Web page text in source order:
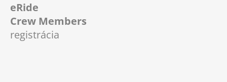
eRide
Crew Members
registrácia